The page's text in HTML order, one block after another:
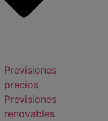
Previsiones
precios
Previsiones
renovables